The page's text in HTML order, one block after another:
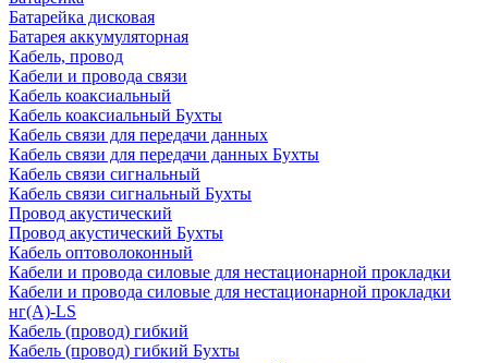
Батарейка дисковая
Батарея аккумуляторная
Кабель, провод
Кабели и провода связи
Кабель коаксиальный
Кабель коаксиальный Бухты
Кабель связи для передачи данных
Кабель связи для передачи данных Бухты
Кабель связи сигнальный
Кабель связи сигнальный Бухты
Провод акустический
Провод акустический Бухты
Кабель оптоволоконный
Кабели и провода силовые для нестационарной прокладки
Кабели и провода силовые для нестационарной прокладки
нг(А)-LS
Кабель (провод) гибкий
Кабель (провод) гибкий Бухты